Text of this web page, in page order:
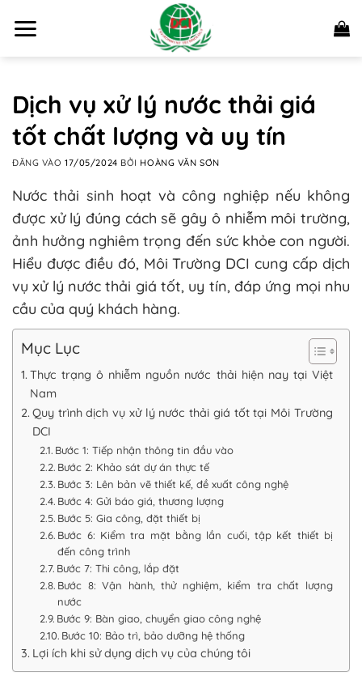
qua
Dịch vụ xử lý nước thải giá
tốt chất lượng và uy tín
ĐĂNG VÀO17/05/2024 BỞI HOÀNG VĂN SƠN
Nước thải sinh hoạt và công nghiệp nếu không
được xử lý đúng cách sẽ gây ô nhiễm môi trường,
ảnh hưởng nghiêm trọng đến sức khỏe con người.
Hiểu được điều đó, Môi Trường DCI cung cấp dịch
vụ xử lý nước thải giá tốt, uy tín, đáp ứng mọi nhu
cầu của quý khách hàng.
Mục Lục
Thực trạng ô nhiễm nguồn nước thải hiện nay tại Việt
Nam
Quy trình dịch vụ xử lý nước thải giá tốt tại Môi Trường
DCI
Bước 1: Tiếp nhận thông tin đầu vào
Bước 2: Khảo sát dự án thực tế
Bước 3: Lên bản vẽ thiết kế, đề xuất công nghệ
Bước 4: Gửi báo giá, thương lượng
Bước 5: Gia công, đặt thiết bị
Bước 6: Kiểm tra mặt bằng lần cuối, tập kết thiết bị
đến công trình
Bước 7: Thi công, lắp đặt
Bước 8: Vận hành, thử nghiệm, kiểm tra chất lượng
nước
Bước 9: Bàn giao, chuyển giao công nghệ
Bước 10: Bảo trì, bảo dưỡng hệ thống
Lợi ích khi sử dụng dịch vụ của chúng tôi